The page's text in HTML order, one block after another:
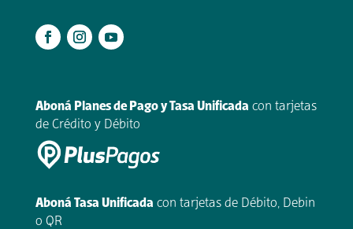
Aboná Planes de Pago y Tasa Unificada con tarjetas
de Crédito y Débito
Aboná Tasa Unificada con tarjetas de Débito, Debin
o QR